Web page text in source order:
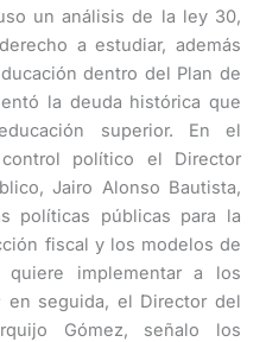
un análisis de la ley 30,
a estudiar, además
dentro del Plan de
la deuda histórica que
superior. En el
político el Director
Jairo Alonso Bautista,
políticas públicas para la
fiscal y los modelos de
implementar a los
seguida, el Director del
Gómez, señalo los